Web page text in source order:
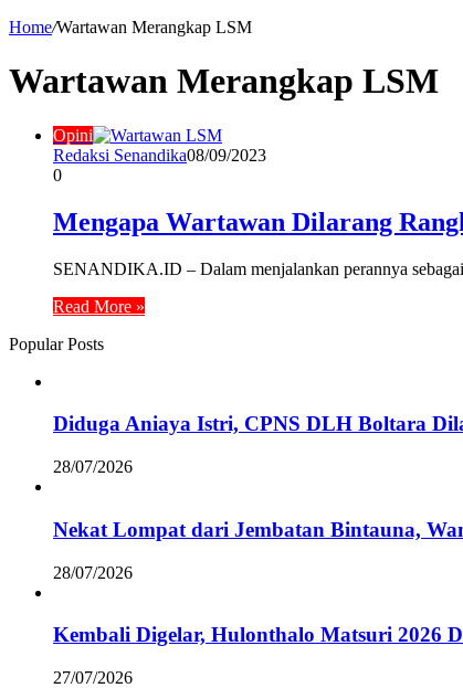
Home/Wartawan Merangkap LSM
Wartawan Merangkap LSM
Opini
Redaksi Senandika08/09/2023
0
Mengapa Wartawan Dilarang
SENANDIKA.ID – Dalam menjalankan perannya
Read More »
Popular Posts
Diduga Aniaya Istri, CPNS DLH Boltara
28/07/2026
Nekat Lompat dari Jembatan Bintauna,
28/07/2026
Kembali Digelar, Hulonthalo Matsuri 2026
27/07/2026